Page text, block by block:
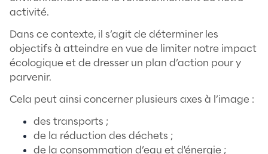
Travail.
Toutes nos équipes sont régulièrement
aux règles légales et de sécurité. Chaque
pris en compte par le responsable RH et
visites médicales. Nous mettons en place
actions de sensibilisation sur des
& Travail (risques psychosociaux, travail
chaleur…).